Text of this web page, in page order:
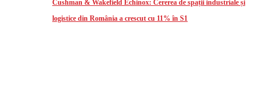
Cushman & Wakefield Echinox: Cererea de spații industriale și
logistice din România a crescut cu 11% în S1